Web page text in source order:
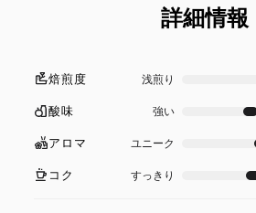
詳細情報
焙煎度 浅煎り
酸味 強い
アロマ ユニーク
コク すっきり